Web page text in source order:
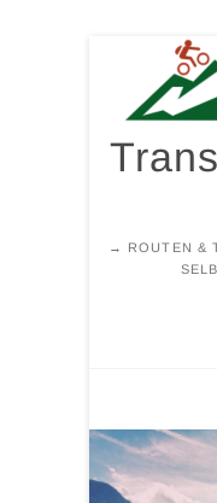
springen
→ ROUTEN &